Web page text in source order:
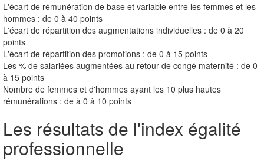
L'écart de rémunération de base et variable entre les femmes et les
hommes : de 0 à 40 points
L'écart de répartition des augmentations individuelles : de 0 à 20
points
L'écart de répartition des promotions : de 0 à 15 points
Les % de salariées augmentées au retour de congé maternité : de 0
à 15 points
Nombre de femmes et d'hommes ayant les 10 plus hautes
rémunérations : de à 0 à 10 points
Les résultats de l'index égalité
professionnelle